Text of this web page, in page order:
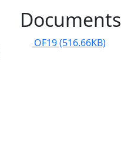
Documents
OF19(516.66KB)